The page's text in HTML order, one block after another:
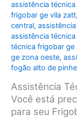
assistência
frigobar ge vila zatt
central,
assistência
técnica frigobar
ge zona oeste,
fogão alto de
Assistência
Você está
para seu